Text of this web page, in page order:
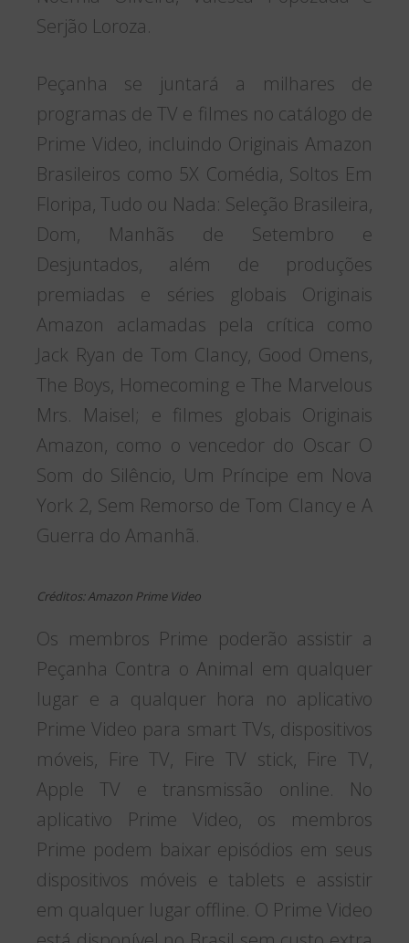
Serjão Loroza.
Peçanha se juntará a milhares de
programas de TV e filmes no catálogo de
Prime Video, incluindo Originais Amazon
Brasileiros como 5X Comédia, Soltos Em
Floripa, Tudo ou Nada: Seleção Brasileira,
Dom, Manhãs de Setembro e
Desjuntados, além de produções
premiadas e séries globais Originais
Amazon aclamadas pela crítica como
Jack Ryan de Tom Clancy, Good Omens,
The Boys, Homecoming e The Marvelous
Mrs. Maisel; e filmes globais Originais
Amazon, como o vencedor do Oscar O
Som do Silêncio, Um Príncipe em Nova
York 2, Sem Remorso de Tom Clancy e A
Guerra do Amanhã.
Créditos: Amazon Prime Video
Os membros Prime poderão assistir a
Peçanha Contra o Animal em qualquer
lugar e a qualquer hora no aplicativo
Prime Video para smart TVs, dispositivos
móveis, Fire TV, Fire TV stick, Fire TV,
Apple TV e transmissão online. No
aplicativo Prime Video, os membros
Prime podem baixar episódios em seus
dispositivos móveis e tablets e assistir
em qualquer lugar offline. O Prime Video